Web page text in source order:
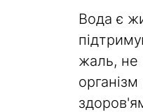
Вода є
жаль, не